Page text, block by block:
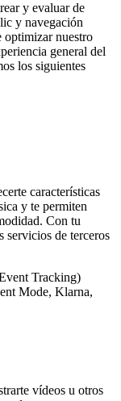
y evaluar de
y navegación
optimizar nuestro
general del
los siguientes
características
y te permiten
Con tu
servicios de terceros
Tracking)
Mode, Klarna,
vídeos u otros